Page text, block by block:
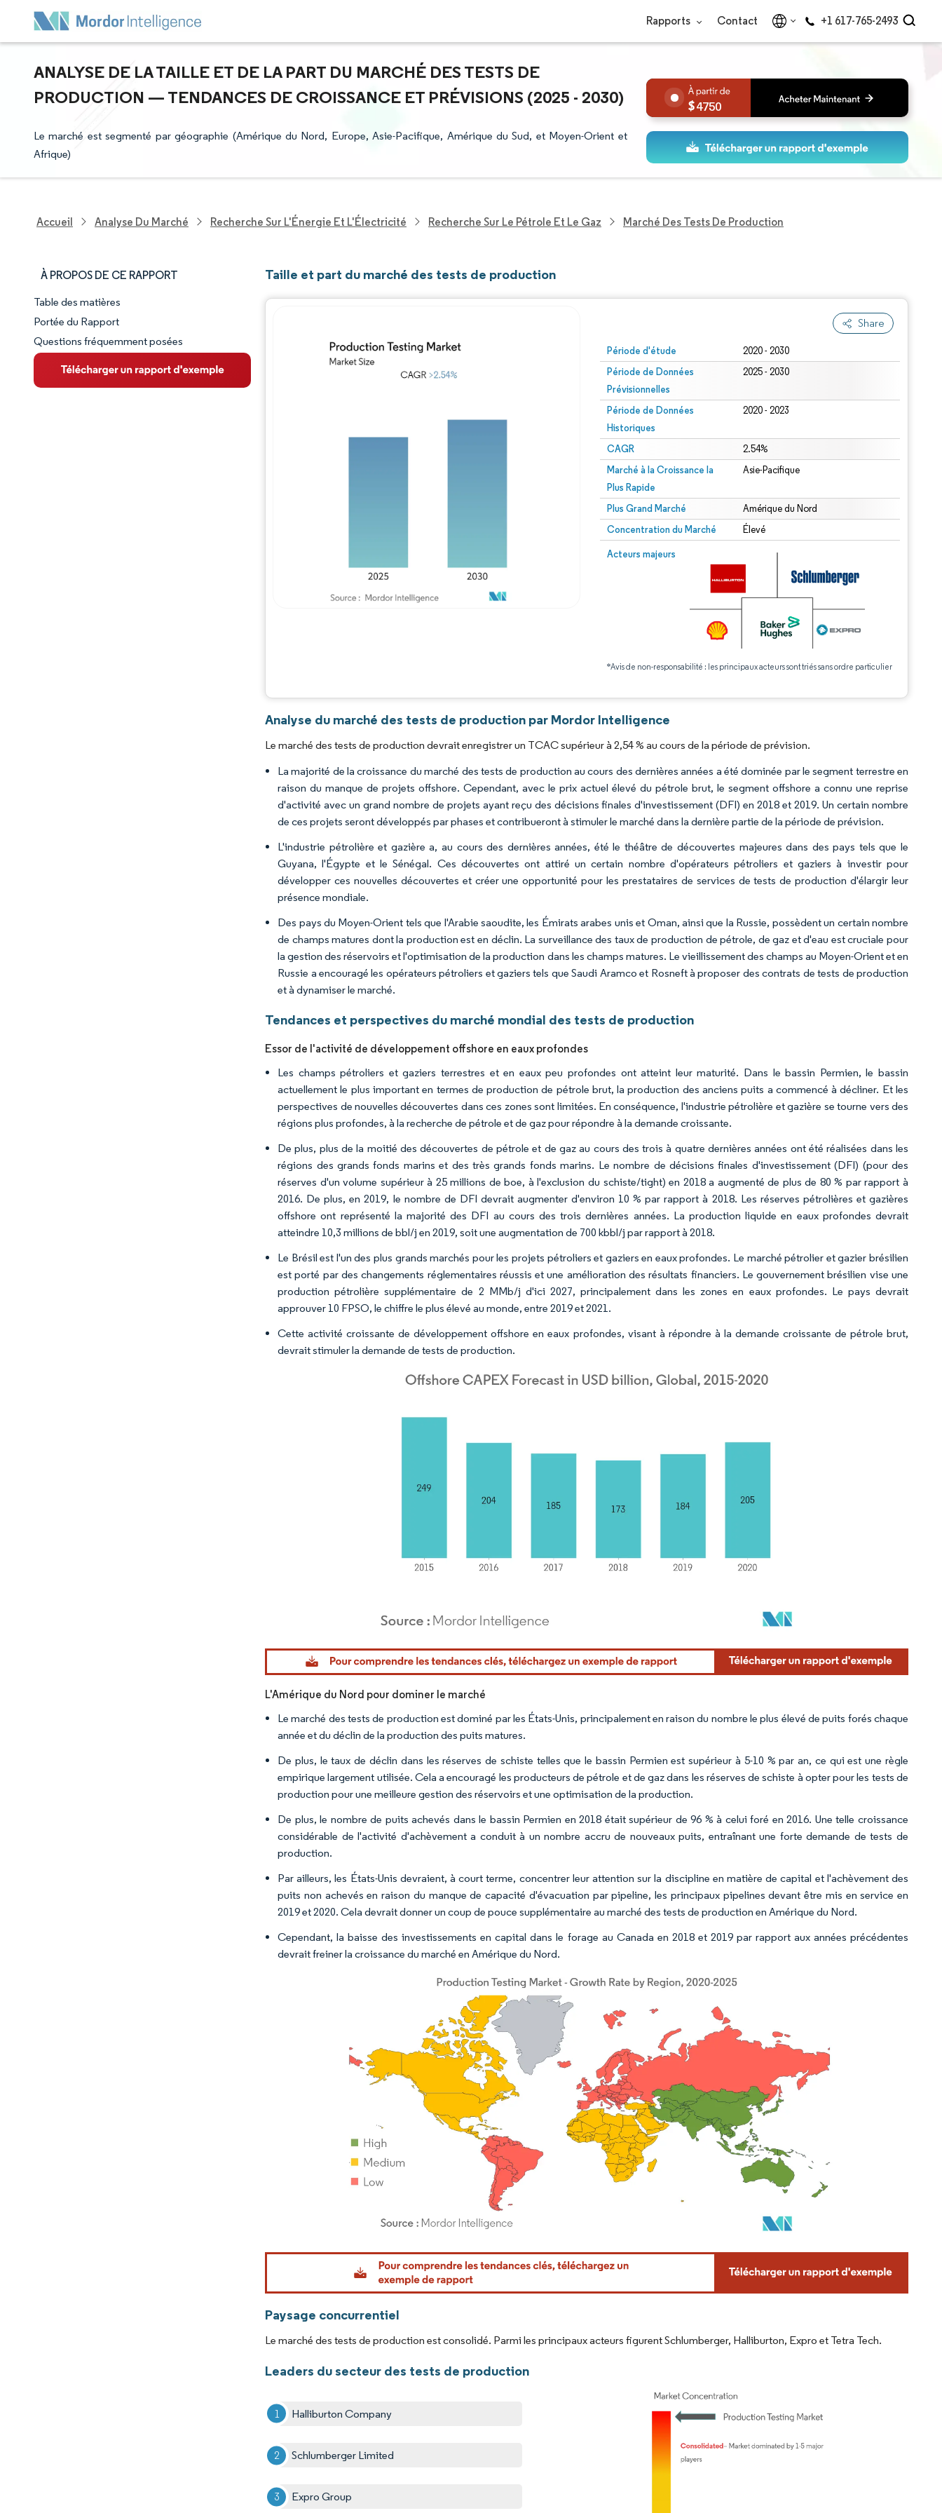
Rapports Contact +1 617-765-2493
ANALYSE DE LA TAILLE ET DE LA PART DU MARCHÉ DES TESTS DE
PRODUCTION — TENDANCES DE CROISSANCE ET PRÉVISIONS (2025 - 2030)
Le marché est segmenté par géographie (Amérique du Nord, Europe, Asie-Pacifique, Amérique du Sud, et Moyen-Orient et
Afrique)
4750
Accueil Analyse Du Marché Recherche Sur L'Énergie Et L'Électricité Recherche Sur Le Pétrole Et Le Gaz Marché Des Tests De Production
À PROPOS DE CE RAPPORT
Aperçu du marché
VUE D’ENSEMBLE DU MARCHÉ
Principales tendances du marché
Table des matières
Portée du Rapport
Questions fréquemment posées
Taille et part du marché des tests de production
Share
Période d'étude 2020 - 2030
Période de Données
Prévisionnelles
2025 - 2030
Période de Données
Historiques
2020 - 2023
CAGR 2.54%
Marché à la Croissance la
Plus Rapide
Asie-Pacifique
Plus Grand Marché Amérique du Nord
Concentration du Marché Élevé
Acteurs majeurs
*Avis de non-responsabilité : les principaux acteurs sont triés sans ordre particulier
Analyse du marché des tests de production par Mordor Intelligence
Le marché des tests de production devrait enregistrer un TCAC supérieur à 2,54 % au cours de la période de prévision.
La majorité de la croissance du marché des tests de production au cours des dernières années a été dominée par le segment terrestre en
raison du manque de projets offshore. Cependant, avec le prix actuel élevé du pétrole brut, le segment offshore a connu une reprise
d'activité avec un grand nombre de projets ayant reçu des décisions finales d'investissement (DFI) en 2018 et 2019. Un certain nombre
de ces projets seront développés par phases et contribueront à stimuler le marché dans la dernière partie de la période de prévision.
L'industrie pétrolière et gazière a, au cours des dernières années, été le théâtre de découvertes majeures dans des pays tels que le
Guyana, l'Égypte et le Sénégal. Ces découvertes ont attiré un certain nombre d'opérateurs pétroliers et gaziers à investir pour
développer ces nouvelles découvertes et créer une opportunité pour les prestataires de services de tests de production d'élargir leur
présence mondiale.
Des pays du Moyen-Orient tels que l'Arabie saoudite, les Émirats arabes unis et Oman, ainsi que la Russie, possèdent un certain nombre
de champs matures dont la production est en déclin. La surveillance des taux de production de pétrole, de gaz et d'eau est cruciale pour
la gestion des réservoirs et l'optimisation de la production dans les champs matures. Le vieillissement des champs au Moyen-Orient et en
Russie a encouragé les opérateurs pétroliers et gaziers tels que Saudi Aramco et Rosneft à proposer des contrats de tests de production
et à dynamiser le marché.
Tendances et perspectives du marché mondial des tests de production
Essor de l'activité de développement offshore en eaux profondes
Les champs pétroliers et gaziers terrestres et en eaux peu profondes ont atteint leur maturité. Dans le bassin Permien, le bassin
actuellement le plus important en termes de production de pétrole brut, la production des anciens puits a commencé à décliner. Et les
perspectives de nouvelles découvertes dans ces zones sont limitées. En conséquence, l'industrie pétrolière et gazière se tourne vers des
régions plus profondes, à la recherche de pétrole et de gaz pour répondre à la demande croissante.
De plus, plus de la moitié des découvertes de pétrole et de gaz au cours des trois à quatre dernières années ont été réalisées dans les
régions des grands fonds marins et des très grands fonds marins. Le nombre de décisions finales d'investissement (DFI) (pour des
réserves d'un volume supérieur à 25 millions de boe, à l'exclusion du schiste/tight) en 2018 a augmenté de plus de 80 % par rapport à
2016. De plus, en 2019, le nombre de DFI devrait augmenter d'environ 10 % par rapport à 2018. Les réserves pétrolières et gazières
offshore ont représenté la majorité des DFI au cours des trois dernières années. La production liquide en eaux profondes devrait
atteindre 10,3 millions de bbl/j en 2019, soit une augmentation de 700 kbbl/j par rapport à 2018.
Le Brésil est l'un des plus grands marchés pour les projets pétroliers et gaziers en eaux profondes. Le marché pétrolier et gazier brésilien
est porté par des changements réglementaires réussis et une amélioration des résultats financiers. Le gouvernement brésilien vise une
production pétrolière supplémentaire de 2 MMb/j d'ici 2027, principalement dans les zones en eaux profondes. Le pays devrait
approuver 10 FPSO, le chiffre le plus élevé au monde, entre 2019 et 2021.
Cette activité croissante de développement offshore en eaux profondes, visant à répondre à la demande croissante de pétrole brut,
devrait stimuler la demande de tests de production.
Image © Mordor Intelligence. La réutilisation nécessite une attribution sous CC BY 4.0.
L'Amérique du Nord pour dominer le marché
Le marché des tests de production est dominé par les États-Unis, principalement en raison du nombre le plus élevé de puits forés chaque
année et du déclin de la production des puits matures.
De plus, le taux de déclin dans les réserves de schiste telles que le bassin Permien est supérieur à 5-10 % par an, ce qui est une règle
empirique largement utilisée. Cela a encouragé les producteurs de pétrole et de gaz dans les réserves de schiste à opter pour les tests de
production pour une meilleure gestion des réservoirs et une optimisation de la production.
De plus, le nombre de puits achevés dans le bassin Permien en 2018 était supérieur de 96 % à celui foré en 2016. Une telle croissance
considérable de l'activité d'achèvement a conduit à un nombre accru de nouveaux puits, entraînant une forte demande de tests de
production.
Par ailleurs, les États-Unis devraient, à court terme, concentrer leur attention sur la discipline en matière de capital et l'achèvement des
puits non achevés en raison du manque de capacité d'évacuation par pipeline, les principaux pipelines devant être mis en service en
2019 et 2020. Cela devrait donner un coup de pouce supplémentaire au marché des tests de production en Amérique du Nord.
Cependant, la baisse des investissements en capital dans le forage au Canada en 2018 et 2019 par rapport aux années précédentes
devrait freiner la croissance du marché en Amérique du Nord.
Image © Mordor Intelligence. La réutilisation nécessite une attribution sous CC BY 4.0.
Paysage concurrentiel
Le marché des tests de production est consolidé. Parmi les principaux acteurs figurent Schlumberger, Halliburton, Expro et Tetra Tech.
Leaders du secteur des tests de production
Halliburton Company
Schlumberger Limited
Expro Group